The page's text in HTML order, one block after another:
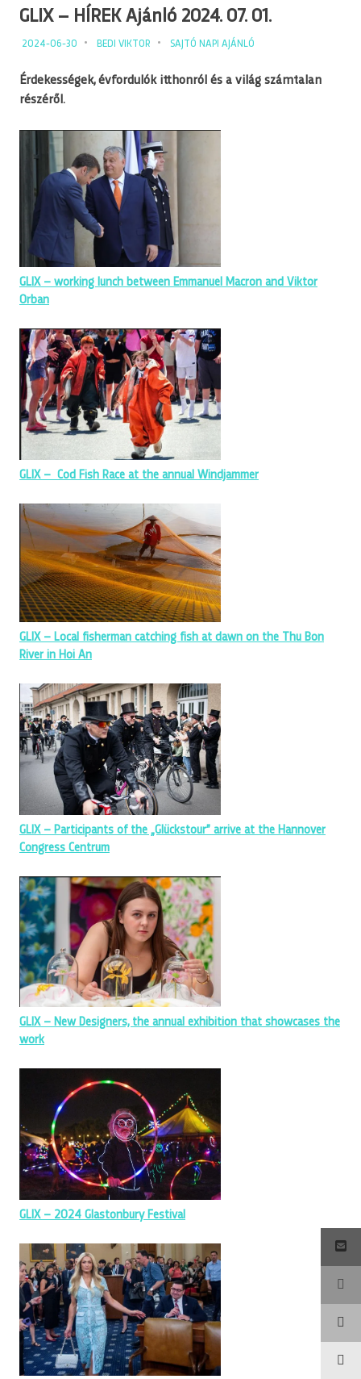
GLIX – HÍREK Ajánló 2024. 07. 01.
2024-06-30 BEDI VIKTOR SAJTÓ NAPI AJÁNLÓ
Érdekességek, évfordulók itthonról és a világ számtalan
részéről.
GLIX – working lunch between Emmanuel Macron and Viktor
Orban
GLIX – Cod Fish Race at the annual Windjammer
GLIX – Local fisherman catching fish at dawn on the Thu Bon
River in Hoi An
GLIX – Participants of the „Glückstour” arrive at the Hannover
Congress Centrum
GLIX – New Designers, the annual exhibition that showcases the
work
GLIX – 2024 Glastonbury Festival